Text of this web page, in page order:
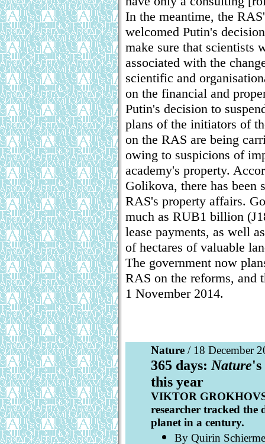
In the meantime, the
welcomed Putin's
make sure that scientists
associated with the
scientific and
on the financial and
Putin's decision to
plans of the initiators of
on the RAS are being
owing to suspicions of
academy's property.
Golikova, there has been
RAS's property affairs.
much as RUB1 billion
lease payments, as well
of hectares of valuable
The government now
RAS on the reforms, and
1 November 2014.
Nature / 18 December
365 days: Nature's
this year
VIKTOR
researcher tracked the
planet in a century.
By Quirin